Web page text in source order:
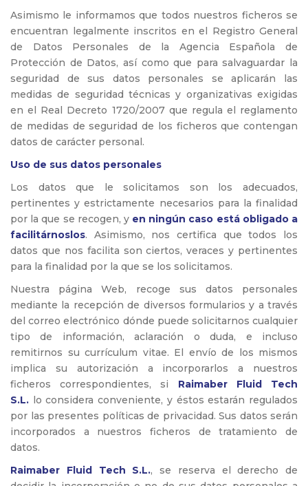
Asimismo le informamos que todos nuestros ficheros se
encuentran legalmente inscritos en el Registro General
de Datos Personales de la Agencia Española de
Protección de Datos, así como que para salvaguardar la
seguridad de sus datos personales se aplicarán las
medidas de seguridad técnicas y organizativas exigidas
en el Real Decreto 1720/2007 que regula el reglamento
de medidas de seguridad de los ficheros que contengan
datos de carácter personal.
Uso de sus datos personales
Los datos que le solicitamos son los adecuados,
pertinentes y estrictamente necesarios para la finalidad
por la que se recogen, y en ningún caso está obligado a
facilitárnoslos. Asimismo, nos certifica que todos los
datos que nos facilita son ciertos, veraces y pertinentes
para la finalidad por la que se los solicitamos.
Nuestra página Web, recoge sus datos personales
mediante la recepción de diversos formularios y a través
del correo electrónico dónde puede solicitarnos cualquier
tipo de información, aclaración o duda, e incluso
remitirnos su currículum vitae. El envío de los mismos
implica su autorización a incorporarlos a nuestros
ficheros correspondientes, si Raimaber Fluid Tech
S.L. lo considera conveniente, y éstos estarán regulados
por las presentes políticas de privacidad. Sus datos serán
incorporados a nuestros ficheros de tratamiento de
datos.
Raimaber Fluid Tech S.L., se reserva el derecho de